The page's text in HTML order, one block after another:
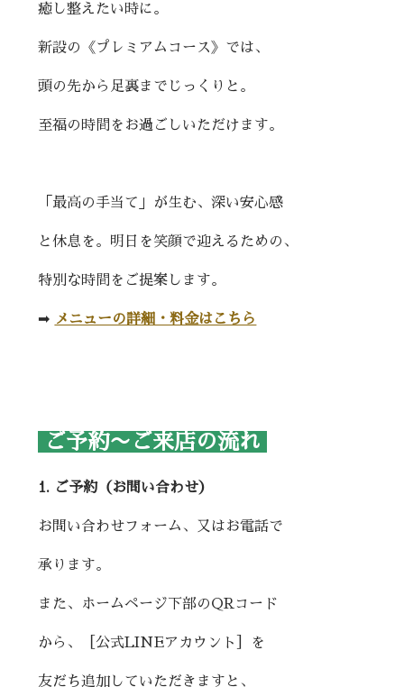
癒し整えたい時に。
新設の《プレミアムコース》では、
頭の先から足裏までじっくりと。
至福の時間をお過ごしいただけます。
「最高の手当て」が生む、深い安心感
と休息を。明日を笑顔で迎えるための、
特別な時間をご提案します。
➡︎ メニューの詳細・料金はこちら
ご予約〜ご来店の流れ
1. ご予約（お問い合わせ）
お問い合わせフォーム、又はお電話で
承ります。
また、ホームページ下部のQRコード
から、［公式LINEアカウント］を
友だち追加していただきますと、